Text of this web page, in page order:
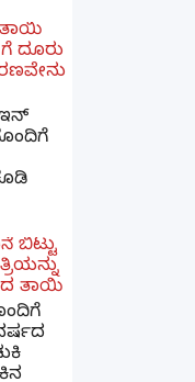
ದೂರು
ಬಿಟ್ಟು
ತಾಯಿ